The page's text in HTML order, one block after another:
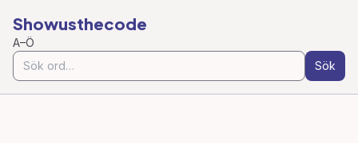
Showusthecode
A–Ö
Sök